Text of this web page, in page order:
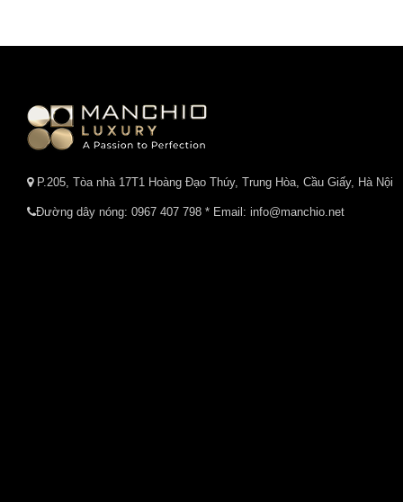
P.205, Tòa nhà 17T1 Hoàng Đạo Thúy, Trung Hòa, Cầu Giấy, Hà Nội
Đường dây nóng: 0967 407 798 * Email: info@manchio.net